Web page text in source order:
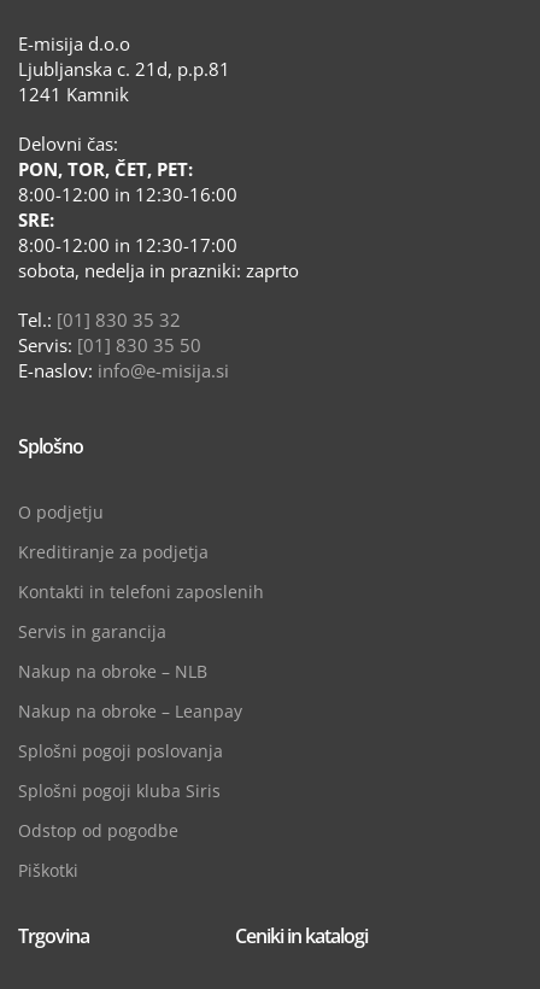
E-misija d.o.o
Ljubljanska c. 21d, p.p.81
1241 Kamnik
Delovni čas:
PON, TOR, ČET, PET:
8:00-12:00 in 12:30-16:00
SRE:
8:00-12:00 in 12:30-17:00
sobota, nedelja in prazniki: zaprto
Tel.: [01] 830 35 32
Servis: [01] 830 35 50
E-naslov: info@e-misija.si
Splošno
O podjetju
Kreditiranje za podjetja
Kontakti in telefoni zaposlenih
Servis in garancija
Nakup na obroke – NLB
Nakup na obroke – Leanpay
Splošni pogoji poslovanja
Splošni pogoji kluba Siris
Odstop od pogodbe
Piškotki
Trgovina Ceniki in katalogi